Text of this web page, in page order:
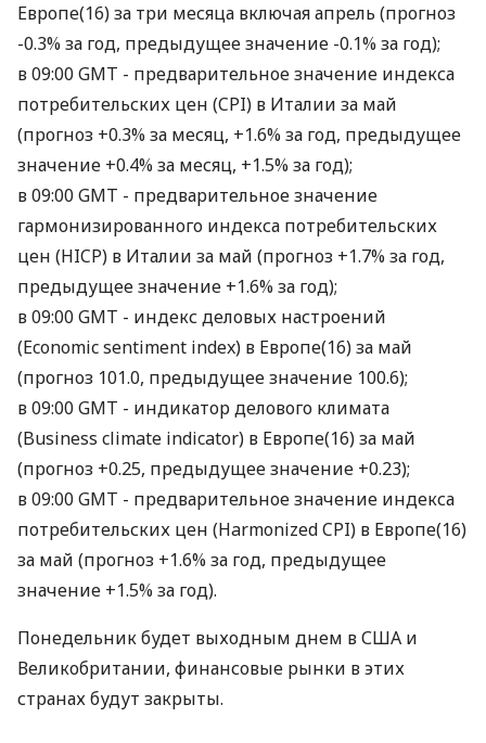
Европе(16) за три месяца включая апрель (прогноз
-0.3% за год, предыдущее значение -0.1% за год);
в 09:00 GMT - предварительное значение индекса
потребительских цен (CPI) в Италии за май
(прогноз +0.3% за месяц, +1.6% за год, предыдущее
значение +0.4% за месяц, +1.5% за год);
в 09:00 GMT - предварительное значение
гармонизированного индекса потребительских
цен (HICP) в Италии за май (прогноз +1.7% за год,
предыдущее значение +1.6% за год);
в 09:00 GMT - индекс деловых настроений
(Economic sentiment index) в Европе(16) за май
(прогноз 101.0, предыдущее значение 100.6);
в 09:00 GMT - индикатор делового климата
(Business climate indicator) в Европе(16) за май
(прогноз +0.25, предыдущее значение +0.23);
в 09:00 GMT - предварительное значение индекса
потребительских цен (Harmonized CPI) в Европе(16)
за май (прогноз +1.6% за год, предыдущее
значение +1.5% за год).
Понедельник будет выходным днем в США и
Великобритании, финансовые рынки в этих
странах будут закрыты.